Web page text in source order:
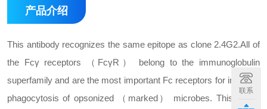
产品介绍
This antibody recognizes the same epitope as clone 2.4G2.All of
the Fcγ receptors （FcγR） belong to the immunoglobulin
superfamily and are the most important Fc receptors for inducing
phagocytosis of opsonized （marked） microbes. This family
联系